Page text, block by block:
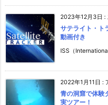
2023年12月3日 :
サテライト・ト
動画付き
ISS（
2022年1月11日 :
青の洞窟で体験
実ツアー！